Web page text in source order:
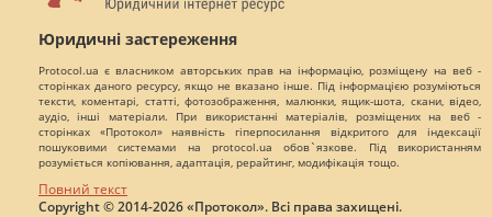
Юридичні застереження
Protocol.ua є власником авторських прав на інформацію, розміщену на веб -
сторінках даного ресурсу, якщо не вказано інше. Під інформацією розуміються
тексти, коментарі, статті, фотозображення, малюнки, ящик-шота, скани, відео,
аудіо, інші матеріали. При використанні матеріалів, розміщених на веб -
сторінках «Протокол» наявність гіперпосилання відкритого для індексації
пошуковими системами на protocol.ua обов`язкове. Під використанням
розуміється копіювання, адаптація, рерайтинг, модифікація тощо.
Повний текст
Copyright © 2014-2026 «Протокол». Всі права захищені.